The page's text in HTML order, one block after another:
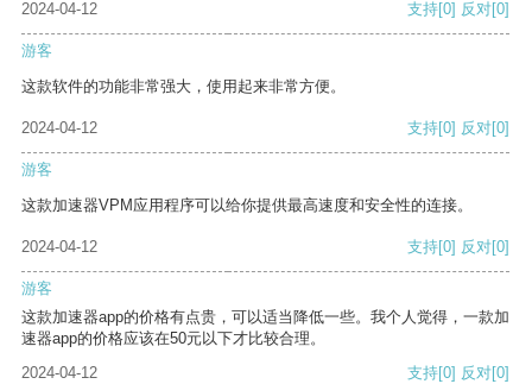
2024-04-12
支持[0] 反对[0]
游客
这款软件的功能非常强大，使用起来非常方便。
2024-04-12 支持[0] 反对[0]
游客
这款加速器VPM应用程序可以给你提供最高速度和安全性的连接。
2024-04-12 支持[0] 反对[0]
游客
这款加速器app的价格有点贵，可以适当降低一些。我个人觉得，一款加
速器app的价格应该在50元以下才比较合理。
2024-04-12
支持[0] 反对[0]